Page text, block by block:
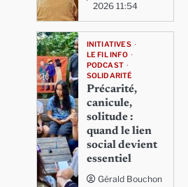
2026 11:54
INITIATIVES
LE FIL INFO
PODCAST
SOLIDARITÉ
Précarité,
canicule,
solitude :
quand le lien
social devient
essentiel
Gérald Bouchon